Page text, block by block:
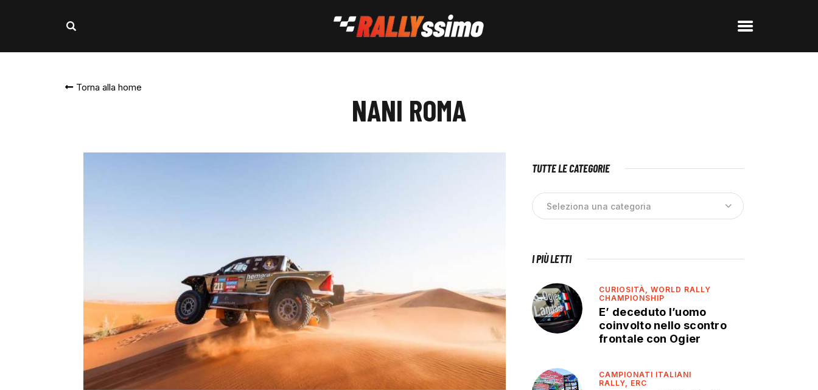
Torna alla home
NANI ROMA
TUTTE LE CATEGORIE
I PIÙ LETTI
CURIOSITÀ,WORLD RALLY
CHAMPIONSHIP
E’ deceduto l’uomo
coinvolto nello scontro
frontale con Ogier
CAMPIONATI ITALIANI
RALLY, ERC